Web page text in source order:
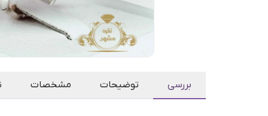
بررسی توضیحات مشخصات